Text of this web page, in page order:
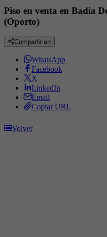
Piso en venta en Badia
(Oporto)
Compartir en
WhatsApp
Facebook
X
LinkedIn
Email
Copiar URL
Volver